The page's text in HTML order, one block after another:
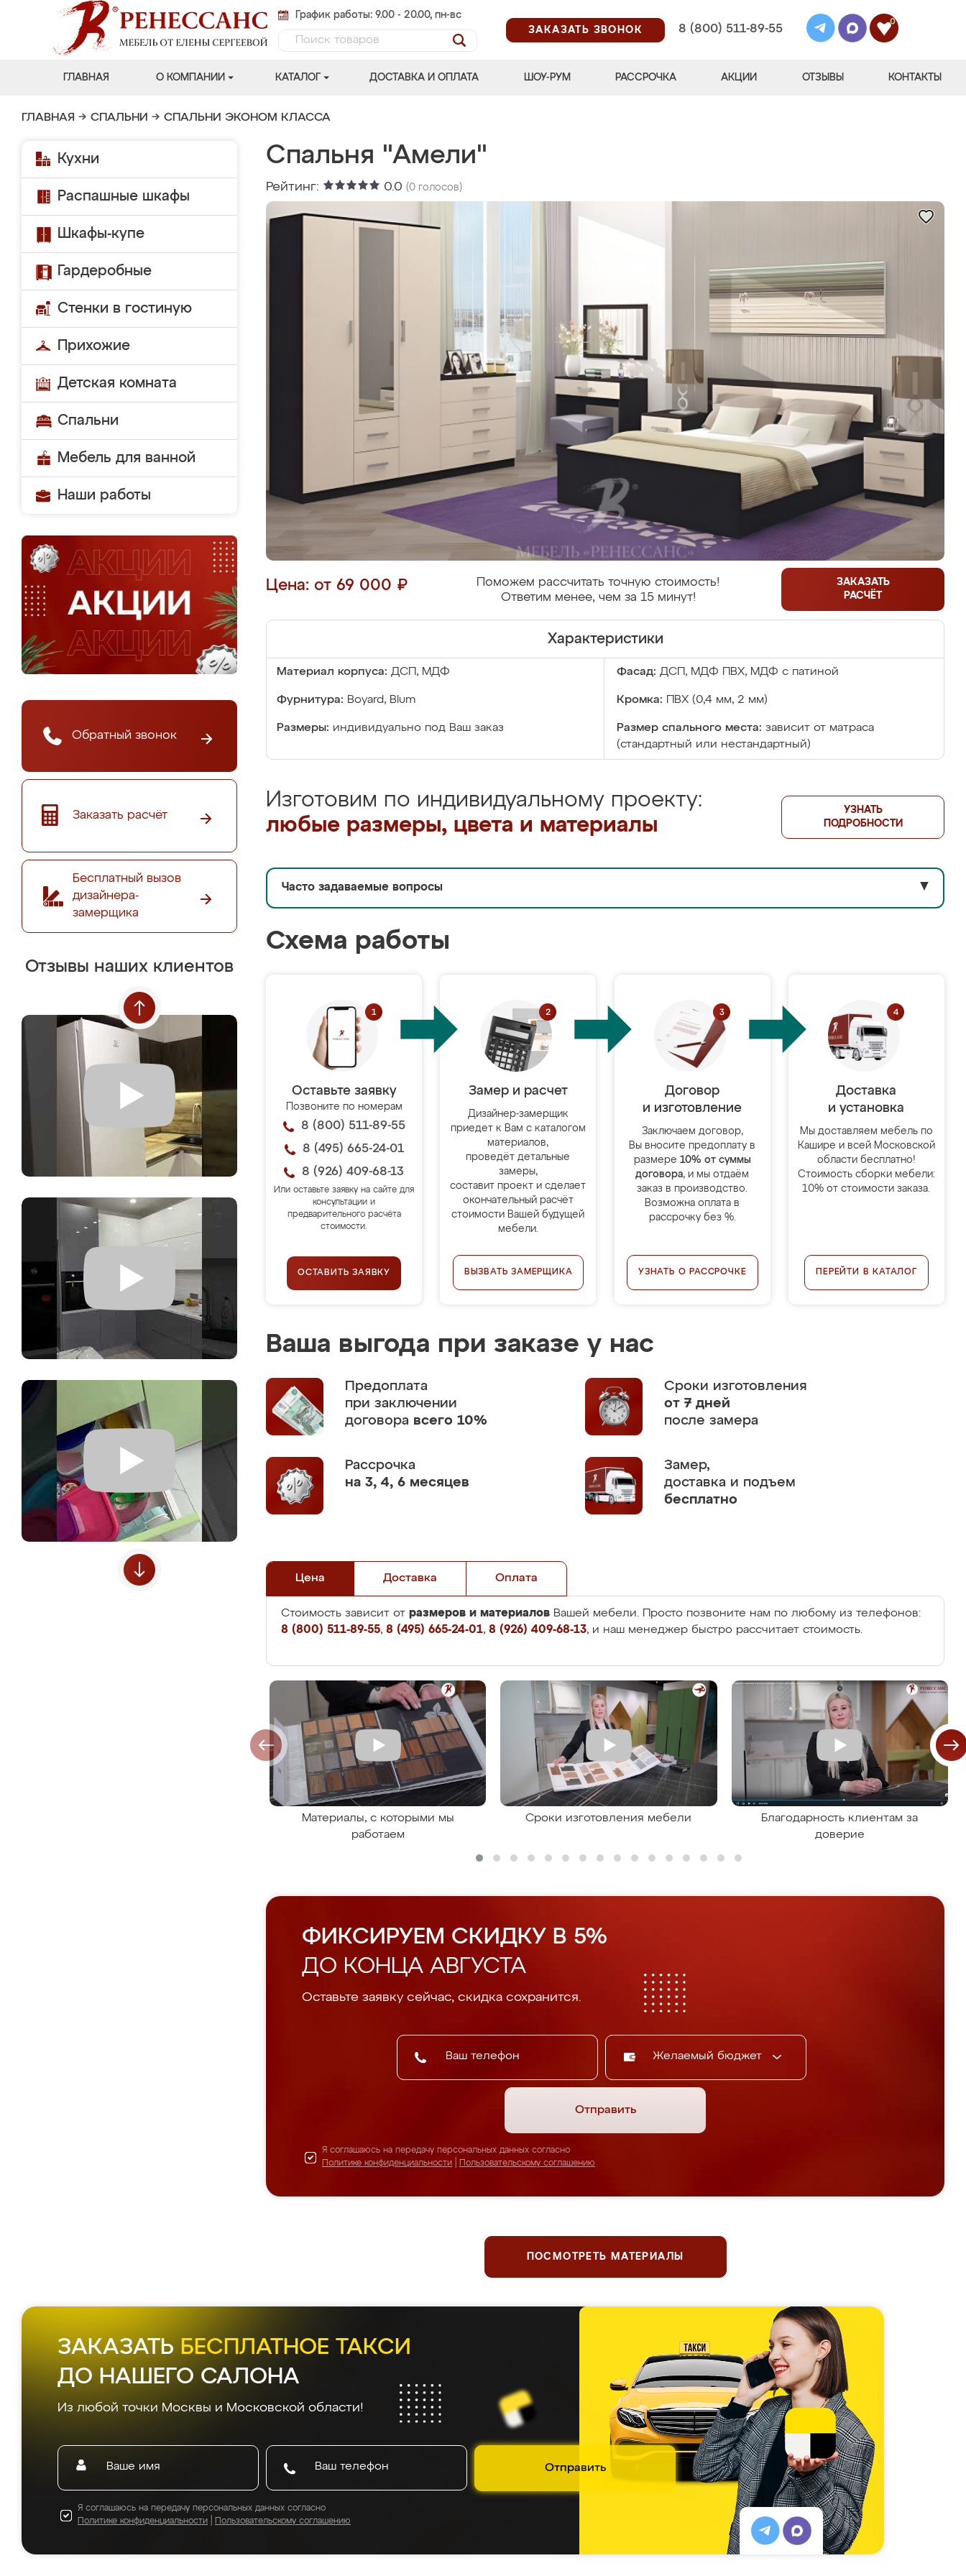
График работы: 9.00 - 20.00, пн-вс
ЗАКАЗАТЬ ЗВОНОК
8 (800) 511-89-55
0
ГЛАВНАЯ О КОМПАНИИ КАТАЛОГ ДОСТАВКА И ОПЛАТА ШОУ-РУМ РАССРОЧКА АКЦИИ ОТЗЫВЫ КОНТАКТЫ
ГЛАВНАЯ → СПАЛЬНИ → СПАЛЬНИ ЭКОНОМ КЛАССА
Кухни
Распашные шкафы
Шкафы-купе
Гардеробные
Стенки в гостиную
Прихожие
Детская комната
Спальни
Мебель для ванной
Наши работы
Обратный звонок
Заказать расчёт
Бесплатный вызов
дизайнера-
замерщика
Отзывы наших клиентов
Спальня "Амели"
Рейтинг: 0.0 (0 голосов)
Цена: от 69 000 ₽
Поможем рассчитать точную стоимость!
Ответим менее, чем за 15 минут!
ЗАКАЗАТЬ
РАСЧЁТ
Характеристики
Материал корпуса: ДСП, МДФ Фасад: ДСП, МДФ ПВХ, МДФ с патиной
Фурнитура: Boyard, Blum Кромка: ПВХ (0,4 мм, 2 мм)
Размеры: индивидуально под Ваш заказ Размер спального места: зависит от матраса
(стандартный или нестандартный)
Изготовим по индивидуальному проекту:
любые размеры, цвета и материалы
УЗНАТЬ
ПОДРОБНОСТИ
Часто задаваемые вопросы ▼
Схема работы
Оставьте заявку
Позвоните по номерам
8 (800) 511-89-55
8 (495) 665-24-01
8 (926) 409-68-13
Или оставьте заявку на сайте для
консультации и
предварительного расчёта
стоимости.
ОСТАВИТЬ ЗАЯВКУ
Замер и расчет
Дизайнер-замерщик
приедет к Вам с каталогом
материалов,
проведёт детальные
замеры,
составит проект и сделает
окончательный расчёт
стоимости Вашей будущей
мебели.
ВЫЗВАТЬ ЗАМЕРЩИКА
Договор
и изготовление
Заключаем договор,
Вы вносите предоплату в
размере 10% от суммы
договора, и мы отдаём
заказ в производство.
Возможна оплата в
рассрочку без %.
УЗНАТЬ О РАССРОЧКЕ
Доставка
и установка
Мы доставляем мебель по
Кашире и всей Московской
области бесплатно!
Стоимость сборки мебели:
10% от стоимости заказа.
ПЕРЕЙТИ В КАТАЛОГ
Ваша выгода при заказе у нас
Предоплата
при заключении
договора всего 10%
Сроки изготовления
от 7 дней
после замера
Рассрочка
на 3, 4, 6 месяцев
Замер,
доставка и подъем
бесплатно
Цена Доставка Оплата
Стоимость зависит от размеров и материалов Вашей мебели. Просто позвоните нам по любому из телефонов:
8 (800) 511-89-55, 8 (495) 665-24-01, 8 (926) 409-68-13, и наш менеджер быстро рассчитает стоимость.
Материалы, с которыми мы
работаем
Сроки изготовления мебели
Благодарность клиентам за
доверие
ФИКСИРУЕМ СКИДКУ В 5%
ДО КОНЦА АВГУСТА
Оставьте заявку сейчас, скидка сохранится.
Желаемый бюджет
Отправить
Я соглашаюсь на передачу персональных данных согласно
Политике конфиденциальности
Пользовательскому соглашению
ПОСМОТРЕТЬ МАТЕРИАЛЫ
ЗАКАЗАТЬ БЕСПЛАТНОЕ ТАКСИ
ДО НАШЕГО САЛОНА
Из любой точки Москвы и Московской области!
Отправить
Я соглашаюсь на передачу персональных данных согласно
Политике конфиденциальности
Пользовательскому соглашению